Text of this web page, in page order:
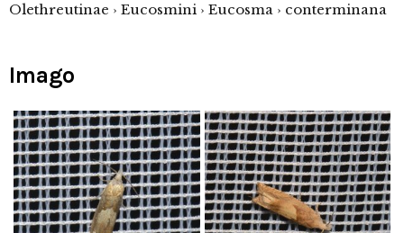
Olethreutinae › Eucosmini › Eucosma › conterminana
Imago